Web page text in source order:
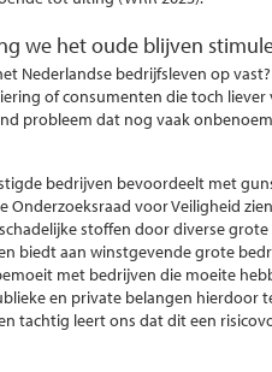
we het oude blijven
Nederlandse bedrijfsleven op
of consumenten die toch
probleem dat nog vaak
bedrijven bevoordeelt met
Onderzoeksraad voor Veiligheid
stoffen door diverse grote
biedt aan winstgevende grote
met bedrijven die moeite
en private belangen hierdoor
tachtig leert ons dat dit een